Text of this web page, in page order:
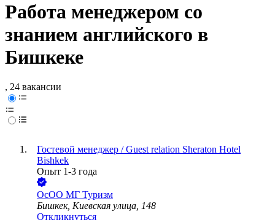
Работа менеджером со
знанием английского в
Бишкеке
, 24 вакансии
Гостевой менеджер / Guest relation Sheraton Hotel
Bishkek
Опыт 1-3 года
ОсОО МГ Туризм
Бишкек, Киевская улица, 148
Откликнуться